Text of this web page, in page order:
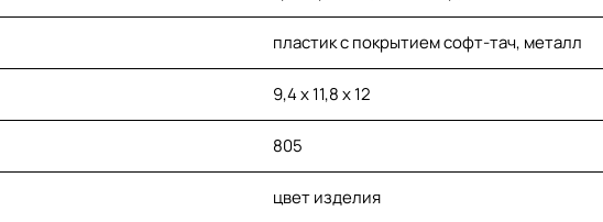
пластик с покрытием софт-тач, металл
9,4 х 11,8 х 12
805
цвет изделия